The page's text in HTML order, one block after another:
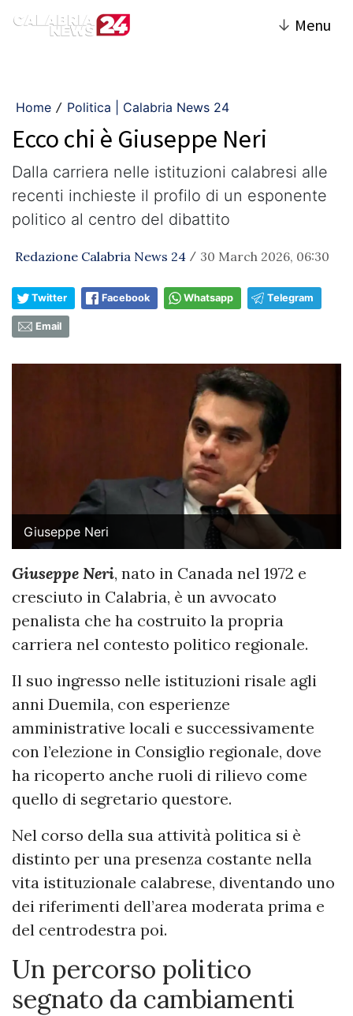
↓ Menu
Home / Politica | Calabria News 24
Ecco chi è Giuseppe Neri
Dalla carriera nelle istituzioni calabresi alle
recenti inchieste il profilo di un esponente
politico al centro del dibattito
Redazione Calabria News 24 / 30 March 2026, 06:30
Twitter Facebook Whatsapp Telegram
Email
Giuseppe Neri
Giuseppe Neri, nato in Canada nel 1972 e
cresciuto in Calabria, è un avvocato
penalista che ha costruito la propria
carriera nel contesto politico regionale.
Il suo ingresso nelle istituzioni risale agli
anni Duemila, con esperienze
amministrative locali e successivamente
con l’elezione in Consiglio regionale, dove
ha ricoperto anche ruoli di rilievo come
quello di segretario questore.
Nel corso della sua attività politica si è
distinto per una presenza costante nella
vita istituzionale calabrese, diventando uno
dei riferimenti dell’area moderata prima e
del centrodestra poi.
Un percorso politico
segnato da cambiamenti